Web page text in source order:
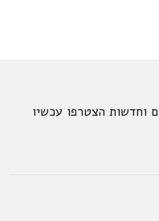
וחדשות הצטרפו עכשיו